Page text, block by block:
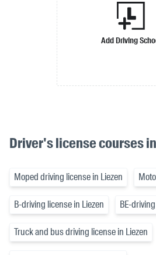
Add Driving
Driver's license courses
Moped driving license in Liezen
B-driving license in Liezen BE-
Truck and bus driving license in Liezen